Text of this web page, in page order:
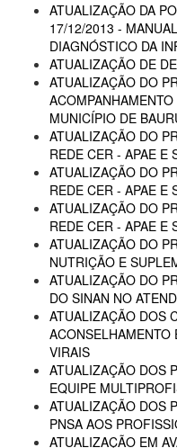
ATUALIZAÇÃO DA
17/12/2013 -
DIAGNÓSTICO DA
ATUALIZAÇÃO DE
ATUALIZAÇÃO DO
MUNICÍPIO DE
ATUALIZAÇÃO DO
REDE CER - APAE E
ATUALIZAÇÃO DO
REDE CER - APAE E
ATUALIZAÇÃO DO
REDE CER - APAE E
ATUALIZAÇÃO DO
NUTRIÇÃO E
ATUALIZAÇÃO DO
DO SINAN NO
ATUALIZAÇÃO DOS
ACONSELHAMENTO
VIRAIS
ATUALIZAÇÃO DOS
EQUIPE
ATUALIZAÇÃO DOS
PNSA AOS
ATUALIZAÇÃO EM